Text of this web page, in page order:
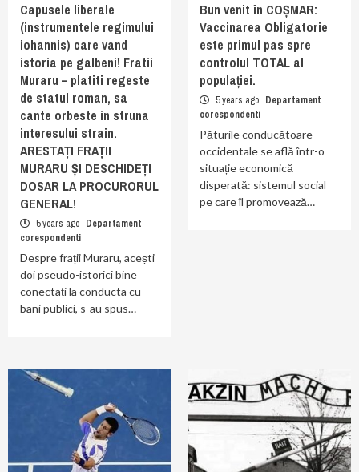
Capusele liberale
(instrumentele regimului
iohannis) care vand
istoria pe galbeni! Fratii
Muraru – platiti regeste
de statul roman, sa
cante orbeste in struna
interesului strain.
ARESTAȚI FRAȚII
MURARU ȘI DESCHIDEȚI
DOSAR LA PROCURORUL
GENERAL!
5 years ago Departament
corespondenti
Despre frații Muraru, acești
doi pseudo-istorici bine
conectați la conducta cu
bani publici, s-au spus…
Bun venit în COȘMAR:
Vaccinarea Obligatorie
este primul pas spre
controlul TOTAL al
populației.
5 years ago Departament
corespondenti
Păturile conducătoare
occidentale se află într-o
situație economică
disperată: sistemul social
pe care îl promovează…